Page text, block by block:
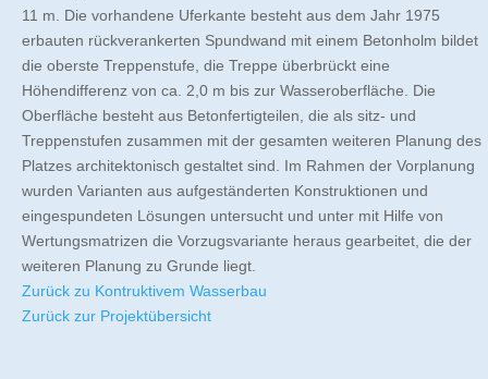
11 m. Die vorhandene Uferkante besteht aus dem Jahr 1975
erbauten rückverankerten Spundwand mit einem Betonholm bildet
die oberste Treppenstufe, die Treppe überbrückt eine
Höhendifferenz von ca. 2,0 m bis zur Wasseroberfläche. Die
Oberfläche besteht aus Betonfertigteilen, die als sitz- und
Treppenstufen zusammen mit der gesamten weiteren Planung des
Platzes architektonisch gestaltet sind. Im Rahmen der Vorplanung
wurden Varianten aus aufgeständerten Konstruktionen und
eingespundeten Lösungen untersucht und unter mit Hilfe von
Wertungsmatrizen die Vorzugsvariante heraus gearbeitet, die der
weiteren Planung zu Grunde liegt.
Zurück zu Kontruktivem Wasserbau
Zurück zur Projektübersicht